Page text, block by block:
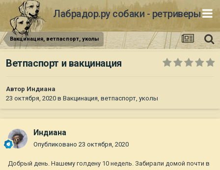
Лабрадор.ру собаки - ретриверы
Вакцинация, ветпаспорт, уколы
Ветпаспорт и вакцинация
Автор Индиана
23 октября, 2020 в Вакцинация, ветпаспорт, уколы
Индиана
Опубликовано 23 октября, 2020
Добрый день. Нашему голдену 10 недель. Забирали домой почти в